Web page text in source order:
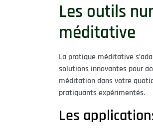
Les outils
méditative
La pratique méditative
solutions innovantes pour
méditation dans votre
pratiquants expérimentés.
Les